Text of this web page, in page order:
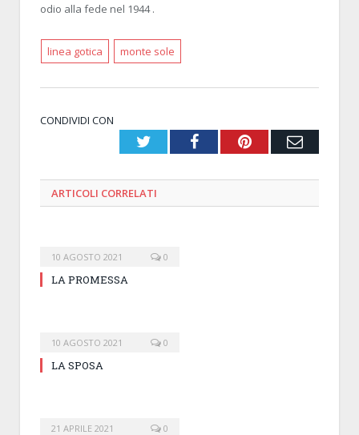
odio alla fede nel 1944 .
linea gotica monte sole
CONDIVIDI CON
TwitterFacebookPinterestEmail
ARTICOLI CORRELATI
10 AGOSTO 2021 0
LA PROMESSA
10 AGOSTO 2021 0
LA SPOSA
21 APRILE 2021 0